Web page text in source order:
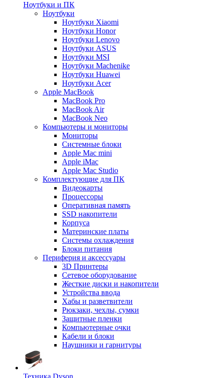
Ноутбуки и ПК
Ноутбуки
Ноутбуки Xiaomi
Ноутбуки Honor
Ноутбуки Lenovo
Ноутбуки ASUS
Ноутбуки MSI
Ноутбуки Machenike
Ноутбуки Huawei
Ноутбуки Acer
Apple MacBook
MacBook Pro
MacBook Air
MacBook Neo
Компьютеры и мониторы
Мониторы
Системные блоки
Apple Mac mini
Apple iMac
Apple Mac Studio
Комплектующие для ПК
Видеокарты
Процессоры
Оперативная память
SSD накопители
Корпуса
Материнские платы
Системы охлаждения
Блоки питания
Периферия и аксессуары
3D Принтеры
Сетевое оборудование
Жесткие диски и накопители
Устройства ввода
Хабы и разветвители
Рюкзаки, чехлы, сумки
Защитные пленки
Компьютерные очки
Кабели и блоки
Наушники и гарнитуры
Техника Dyson